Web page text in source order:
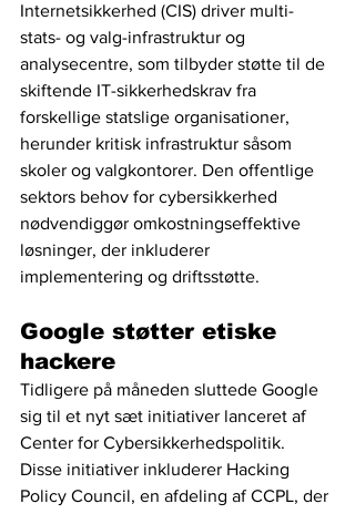
Internetsikkerhed (CIS) driver multi-
stats- og valg-infrastruktur og
analysecentre, som tilbyder støtte til de
skiftende IT-sikkerhedskrav fra
forskellige statslige organisationer,
herunder kritisk infrastruktur såsom
skoler og valgkontorer. Den offentlige
sektors behov for cybersikkerhed
nødvendiggør omkostningseffektive
løsninger, der inkluderer
implementering og driftsstøtte.
Google støtter etiske
hackere
Tidligere på måneden sluttede Google
sig til et nyt sæt initiativer lanceret af
Center for Cybersikkerhedspolitik.
Disse initiativer inkluderer Hacking
Policy Council, en afdeling af CCPL, der